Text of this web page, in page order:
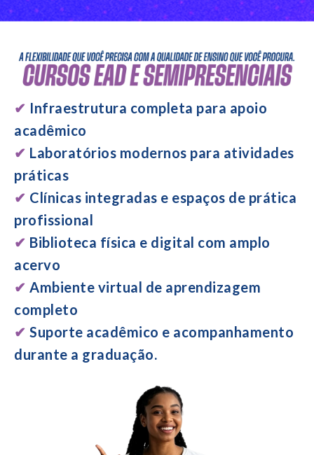
✔ Infraestrutura completa para apoio
acadêmico
✔ Laboratórios modernos para atividades
práticas
✔ Clínicas integradas e espaços de prática
profissional
✔ Biblioteca física e digital com amplo
acervo
✔ Ambiente virtual de aprendizagem
completo
✔ Suporte acadêmico e acompanhamento
durante a graduação.